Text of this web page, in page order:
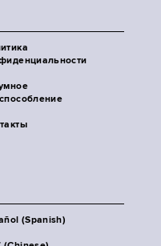
(Spanish)